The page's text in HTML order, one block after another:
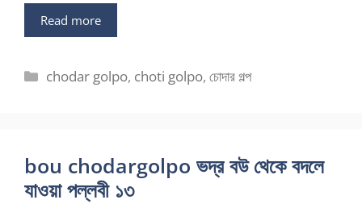
Read more
Categories
chodar golpo, choti golpo,চোদার গল্প
bou chodargolpo ভদ্র বউ থেকে বদলে
যাওয়া পল্লবী ১৩